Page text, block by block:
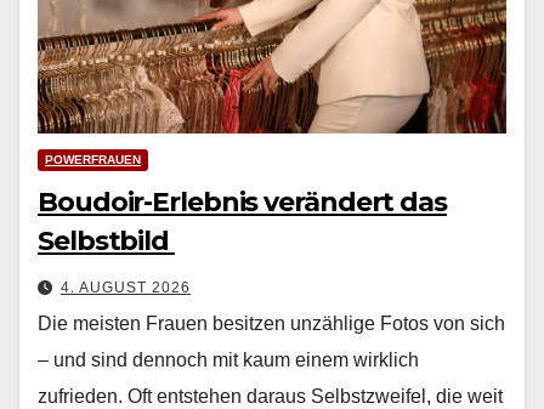
POWERFRAUEN
Boudoir-Erlebnis verändert das
Selbstbild
4. AUGUST 2026
Die meis­ten Frauen besitzen unzäh­lige Fotos von sich
– und sind den­noch mit kaum einem wirk­lich
zufrieden. Oft entste­hen daraus Selb­stzweifel, die weit